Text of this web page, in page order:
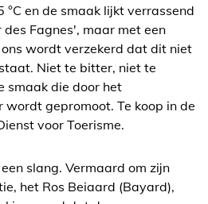
en de smaak lijkt verrassend
Fagnes', maar met een
wordt verzekerd dat dit niet
Niet te bitter, niet te
smaak die door het
wordt gepromoot. Te koop in de
voor Toerisme.
slang. Vermaard om zijn
het Ros Beiaard (Bayard),